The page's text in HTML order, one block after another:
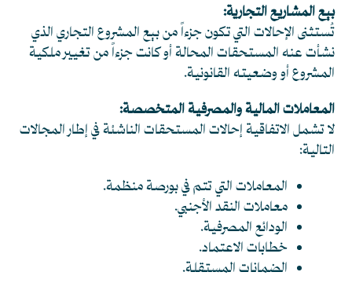
بيع المشاريع التجارية:
تُستثنى الإحالات التي تكون جزءاً من بيع المشروع التجاري الذي
نشأت عنه المستحقات المحالة أو كانت جزءاً من تغيير ملكية
المشروع أو وضعيته القانونية.
المعاملات المالية والمصرفية المتخصصة:
لا تشمل الاتفاقية إحالات المستحقات الناشئة في إطار المجالات
التالية:
المعاملات التي تتم في بورصة منظمة.
معاملات النقد الأجنبي.
الودائع المصرفية.
خطابات الاعتماد.
الضمانات المستقلة.